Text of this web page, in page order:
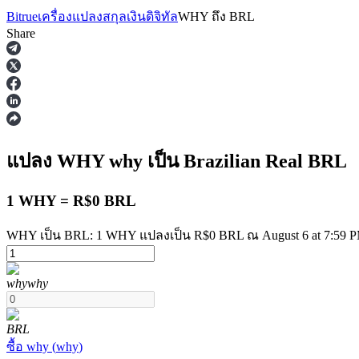
ฟิวเจอร์ส
ฟิวเจอร์ส USDT
Bitrueเครื่องแปลงสกุลเงินดิจิทัลWHY ถึง BRL
Share
แปลง WHYwhy เป็น Brazilian Real BRL
1 WHY = R$0 BRL
WHY เป็น BRL: 1 WHY แปลงเป็น R$0 BRL ณ August 6 at 7:59
whywhy
BRL
ซื้อ why (why)